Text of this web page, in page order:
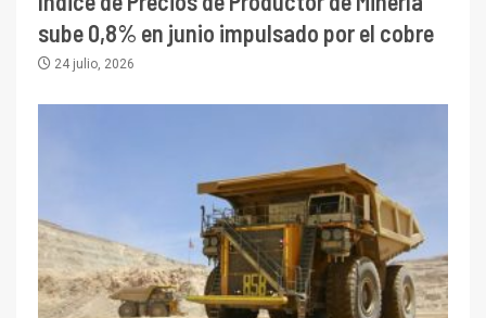
sube 0,8% en junio impulsado por el cobre
24 julio, 2026